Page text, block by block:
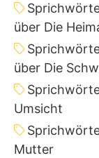
über Die
über Die
Umsicht
Mutter